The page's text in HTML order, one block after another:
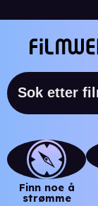
Finn noe å
strømme